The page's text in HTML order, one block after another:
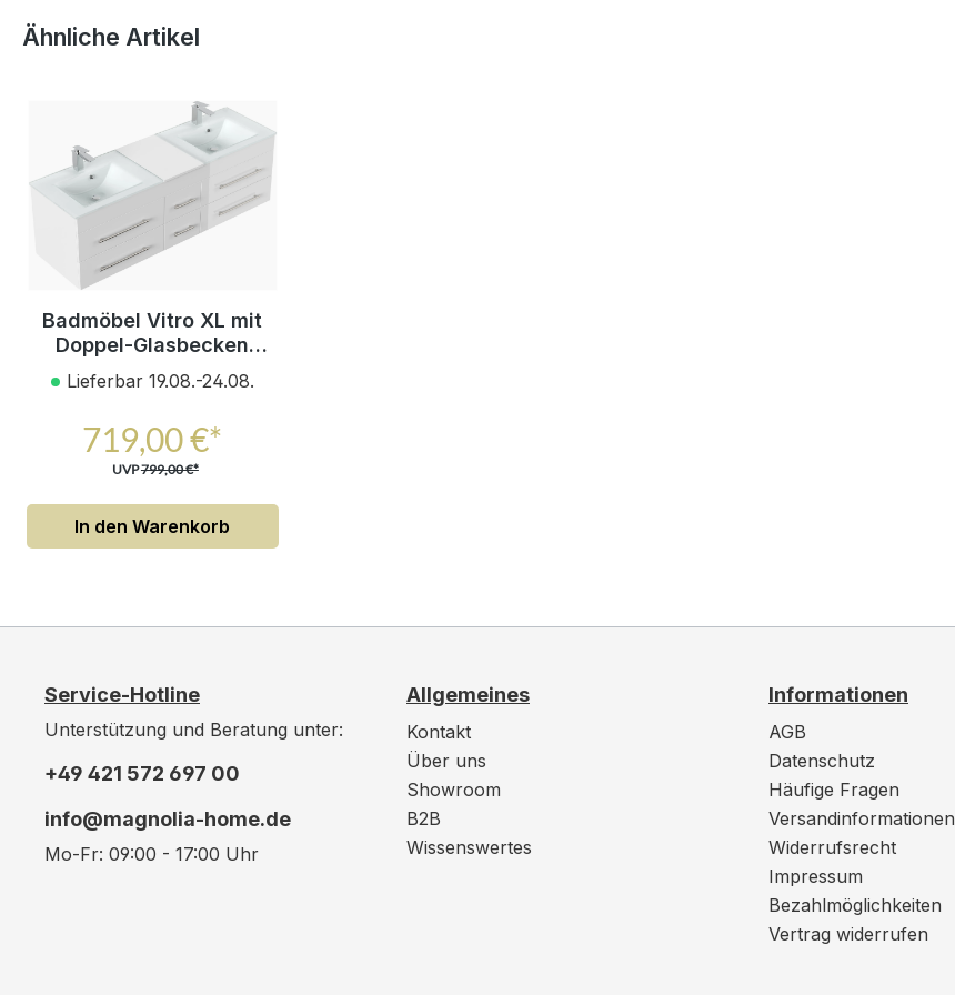
Produktgalerie überspringen
Ähnliche Artikel
Badmöbel Vitro XL mit
Doppel-Glasbecken
SoftClose weiss
hochglanz
Lieferbar 19.08.-24.08.
719,00 €*
UVP799,00 €*
In den Warenkorb
Service-Hotline
Unterstützung und Beratung unter:
+49 421 572 697 00
info@magnolia-home.de
Mo-Fr: 09:00 - 17:00 Uhr
Allgemeines
Kontakt
Über uns
Showroom
B2B
Wissenswertes
Informationen
AGB
Datenschutz
Häufige Fragen
Versandinformationen
Widerrufsrecht
Impressum
Bezahlmöglichkeiten
Vertrag widerrufen